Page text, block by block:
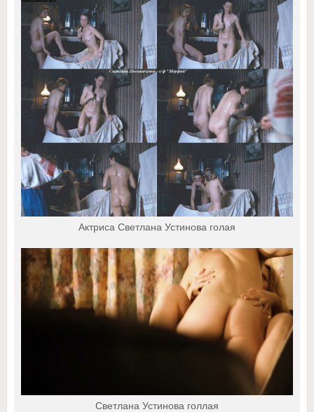
Актриса Светлана Устинова голая
Светлана Устинова голлая